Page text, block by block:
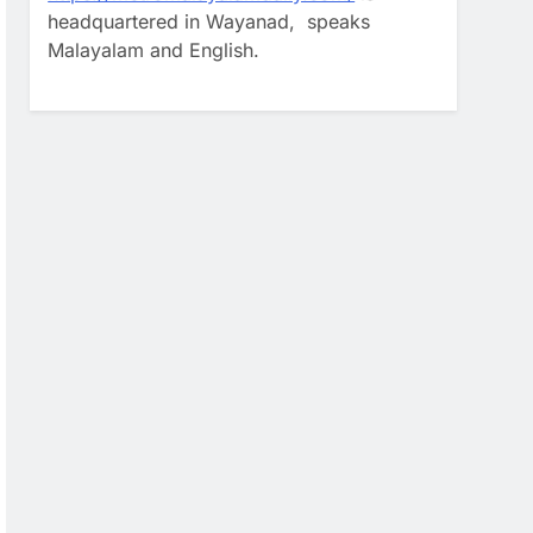
headquartered in Wayanad, speaks
Malayalam and English.